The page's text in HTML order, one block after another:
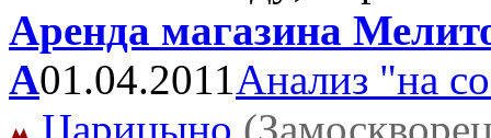
Аренда магазина
А01.04.2011Анализ "на
Царицыно